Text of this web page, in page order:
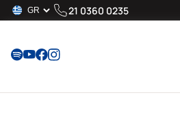
21 0360 0235